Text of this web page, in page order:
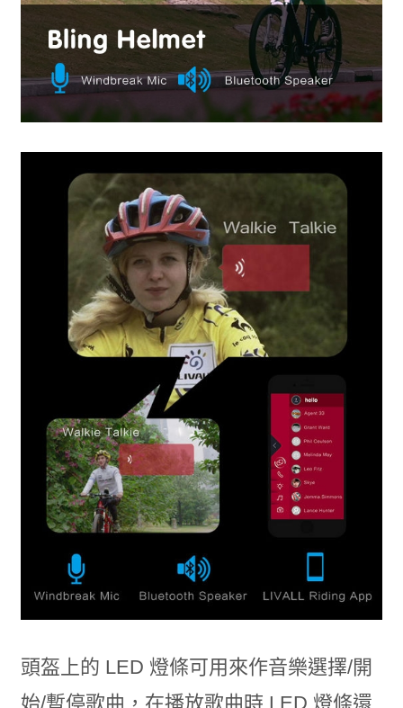
頭盔上的 LED 燈條可用來作音樂選擇/開
始/暫停歌曲，在播放歌曲時 LED 燈條還